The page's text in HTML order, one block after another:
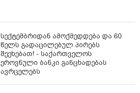
სექტემბრიდან ამოქმედდება და 60
წელს გადაცილებულ პირებს
შეეხებათ! - საქართველოს
ეროვნული ბანკი განცხადებას
ავრცელებს